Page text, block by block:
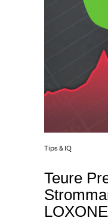
Tips & IQ
Teure
LOXONE